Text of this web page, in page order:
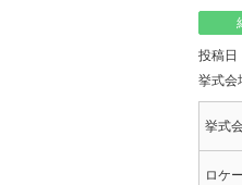
投稿日
挙式会
挙式
ロケ